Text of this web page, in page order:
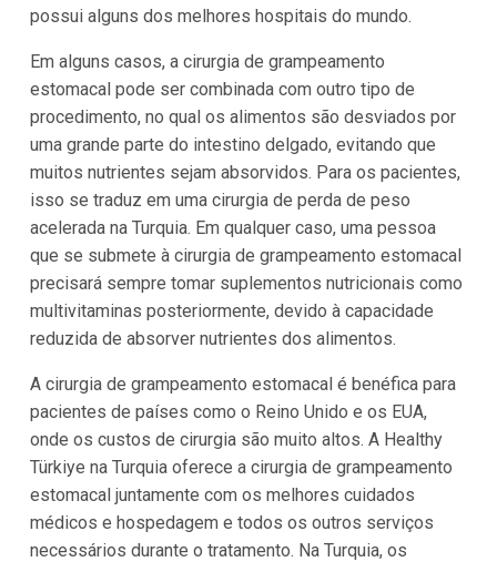
possui alguns dos melhores hospitais do mundo.
Em alguns casos, a cirurgia de grampeamento
estomacal pode ser combinada com outro tipo de
procedimento, no qual os alimentos são desviados por
uma grande parte do intestino delgado, evitando que
muitos nutrientes sejam absorvidos. Para os pacientes,
isso se traduz em uma cirurgia de perda de peso
acelerada na Turquia. Em qualquer caso, uma pessoa
que se submete à cirurgia de grampeamento estomacal
precisará sempre tomar suplementos nutricionais como
multivitaminas posteriormente, devido à capacidade
reduzida de absorver nutrientes dos alimentos.
A cirurgia de grampeamento estomacal é benéfica para
pacientes de países como o Reino Unido e os EUA,
onde os custos de cirurgia são muito altos. A Healthy
Türkiye na Turquia oferece a cirurgia de grampeamento
estomacal juntamente com os melhores cuidados
médicos e hospedagem e todos os outros serviços
necessários durante o tratamento. Na Turquia, os